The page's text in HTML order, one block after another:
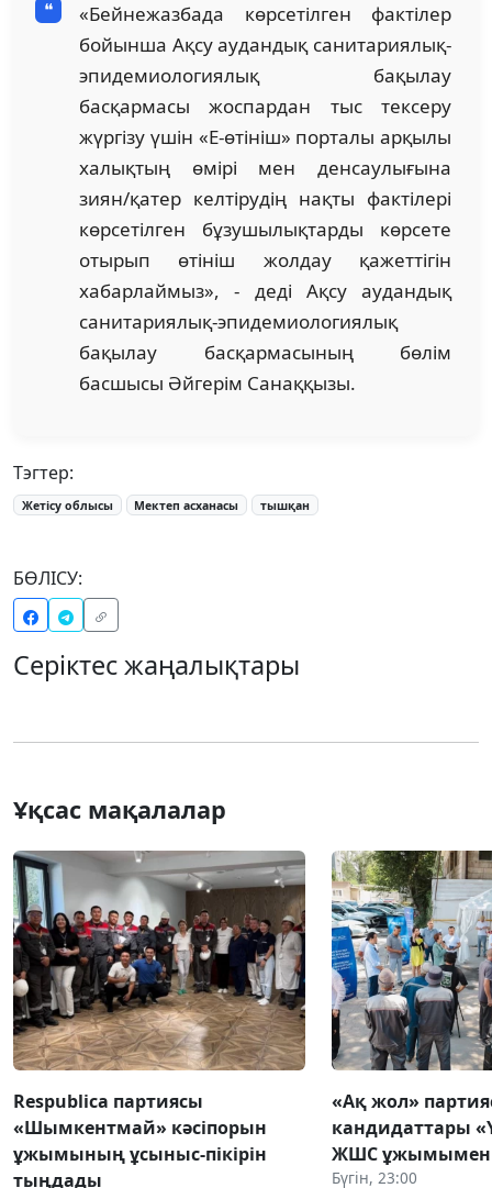
«Бейнежазбада көрсетілген фактілер
бойынша Ақсу аудандық санитариялық-
эпидемиологиялық бақылау
басқармасы жоспардан тыс тексеру
жүргізу үшін «Е-өтініш» порталы арқылы
халықтың өмірі мен денсаулығына
зиян/қатер келтірудің нақты фактілері
көрсетілген бұзушылықтарды көрсете
отырып өтініш жолдау қажеттігін
хабарлаймыз», - деді Ақсу аудандық
санитариялық-эпидемиологиялық
бақылау басқармасының бөлім
басшысы Әйгерім Санаққызы.
Тэгтер:
Жетісу облысы Мектеп асханасы тышқан
БӨЛІСУ:
Серіктес жаңалықтары
Ұқсас мақалалар
Respublica партиясы
«Шымкентмай» кәсіпорын
ұжымының ұсыныс-пікірін
тыңдады
«Ақ жол»
кандидаттары
ЖШС ұжымымен
Бүгін, 23:00